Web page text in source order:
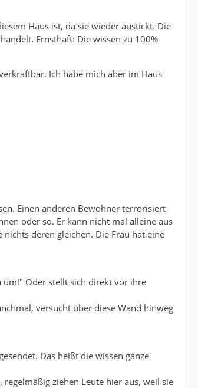
Haus ist, da sie wieder austickt. Die
Ernsthaft: Die wissen zu 100%
Ich habe mich aber im Haus
Einen anderen Bewohner terrorisiert
oder so. Er kann nicht mal alleine aus
deren gleichen. Die Frau hat eine
um!" Oder stellt sich direkt vor ihre
versucht über diese Wand hinweg
Das heißt die wissen ganze
ziehen Leute hier aus, weil sie